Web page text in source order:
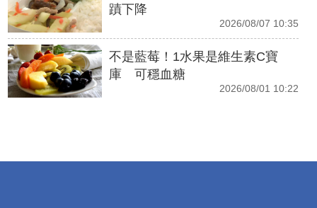
蹟下降
2026/08/07 10:35
不是藍莓！1水果是維生素C寶
庫 可穩血糖
2026/08/01 10:22